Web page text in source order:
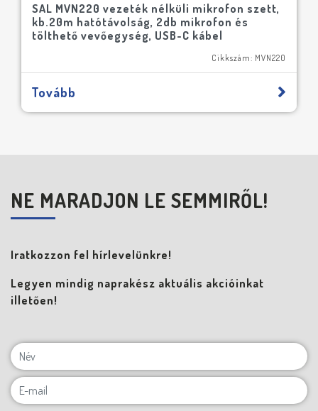
SAL MVN220 vezeték nélküli mikrofon szett,
kb.20m hatótávolság, 2db mikrofon és
tölthető vevőegység, USB-C kábel
Cikkszám: MVN220
Tovább
NE MARADJON LE SEMMIRŐL!
Iratkozzon fel hírlevelünkre!
Legyen mindig naprakész aktuális akcióinkat
illetően!